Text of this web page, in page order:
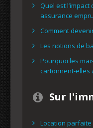
Quel est
assurance
Comment
Les notions de
Pourquoi les
cartonnent-elles
Sur
Location parfaite